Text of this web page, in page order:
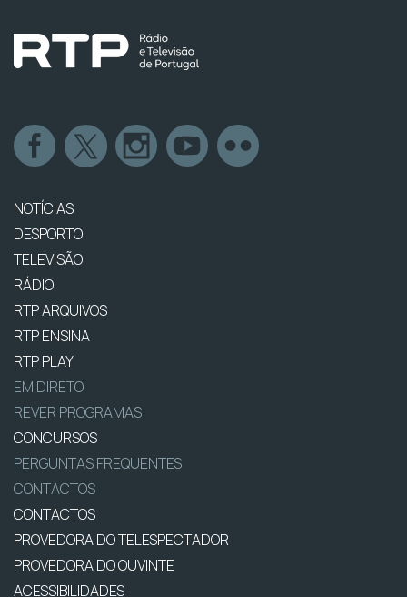
NOTÍCIAS
DESPORTO
TELEVISÃO
RÁDIO
RTP ARQUIVOS
RTP ENSINA
RTP PLAY
EM DIRETO
REVER PROGRAMAS
CONCURSOS
PERGUNTAS FREQUENTES
CONTACTOS
CONTACTOS
PROVEDORA DO TELESPECTADOR
PROVEDORA DO OUVINTE
ACESSIBILIDADES